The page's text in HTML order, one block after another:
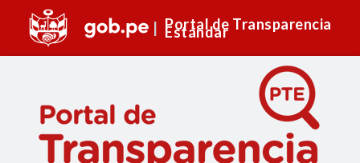
Portal de Transparencia
Estándar